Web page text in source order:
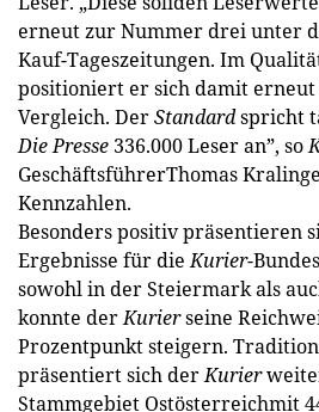
erneut zur Nummer drei unter
Kauf-Tageszeitungen. Im
positioniert er sich damit
Vergleich. DerStandardspricht
Die Presse 336.000 Leser an”, so
GeschäftsführerThomas
Kennzahlen.
Besonders positiv präsentieren
Ergebnisse für dieKurier-
sowohl in der Steiermark als
konnte derKurierseine
Prozentpunkt steigern.
präsentiert sich derKurier
Stammgebiet Ostösterreichmit